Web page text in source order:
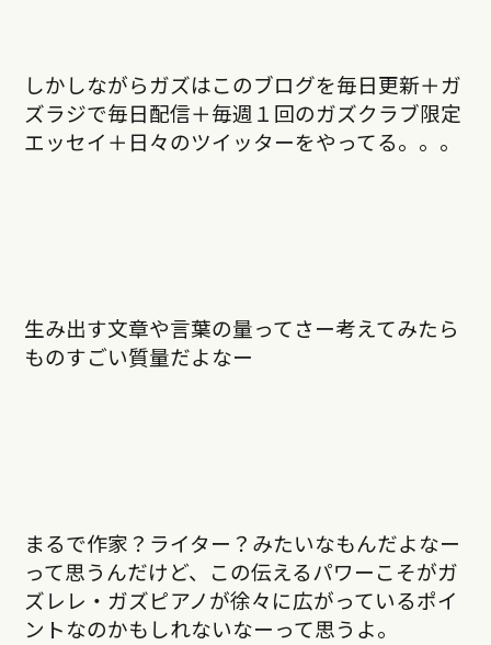
しかしながらガズはこのブログを毎日更新＋ガ
ズラジで毎日配信＋毎週１回のガズクラブ限定
エッセイ＋日々のツイッターをやってる。。。
生み出す文章や言葉の量ってさー考えてみたら
ものすごい質量だよなー
まるで作家？ライター？みたいなもんだよなー
って思うんだけど、この伝えるパワーこそがガ
ズレレ・ガズピアノが徐々に広がっているポイ
ントなのかもしれないなーって思うよ。